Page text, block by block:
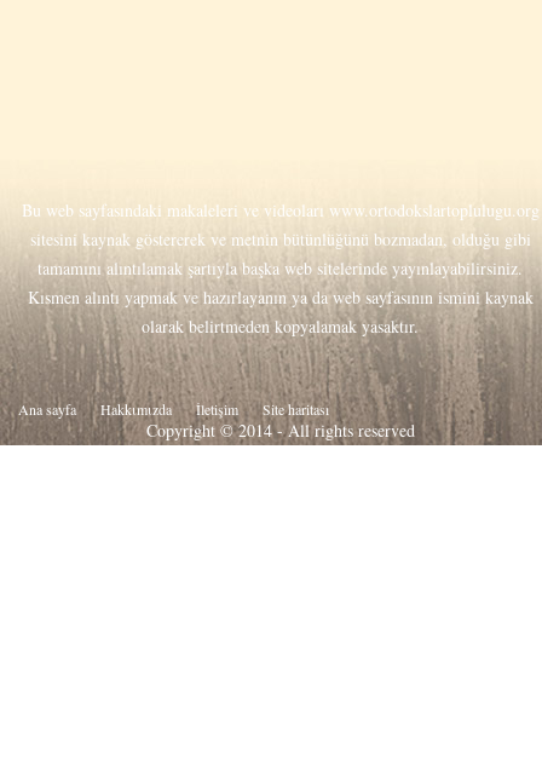
Bu web sayfasındaki makaleleri ve videoları www.ortodokslartoplulugu.org
sitesini kaynak göstererek ve metnin bütünlüğünü bozmadan, olduğu gibi
tamamını alıntılamak şartıyla başka web sitelerinde yayınlayabilirsiniz.
Kısmen alıntı yapmak ve hazırlayanın ya da web sayfasının ismini kaynak
olarak belirtmeden kopyalamak yasaktır.
Ana sayfa Hakkιmιzda İletişim Site haritası
Copyright © 2014 - All rights reserved